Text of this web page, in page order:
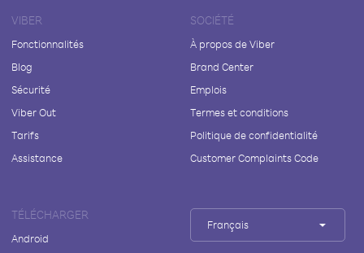
VIBER
Fonctionnalités
Blog
Sécurité
Viber Out
Tarifs
Assistance
SOCIÉTÉ
À propos de Viber
Brand Center
Emplois
Termes et conditions
Politique de confidentialité
Customer Complaints Code
TÉLÉCHARGER
Android
Français